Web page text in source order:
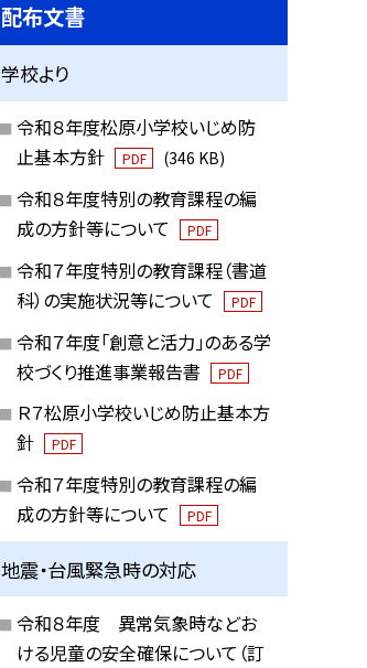
配布文書
学校より
令和８年度松原小学校いじめ防
止基本方針
PDF (346 KB)
令和８年度特別の教育課程の編
成の方針等について
PDF
令和７年度特別の教育課程（書道
科）の実施状況等について
PDF
令和７年度「創意と活力」のある学
校づくり推進事業報告書
PDF
Ｒ７松原小学校いじめ防止基本方
針
PDF
令和７年度特別の教育課程の編
成の方針等について
PDF
地震・台風緊急時の対応
令和８年度 異常気象時などお
ける児童の安全確保について（訂